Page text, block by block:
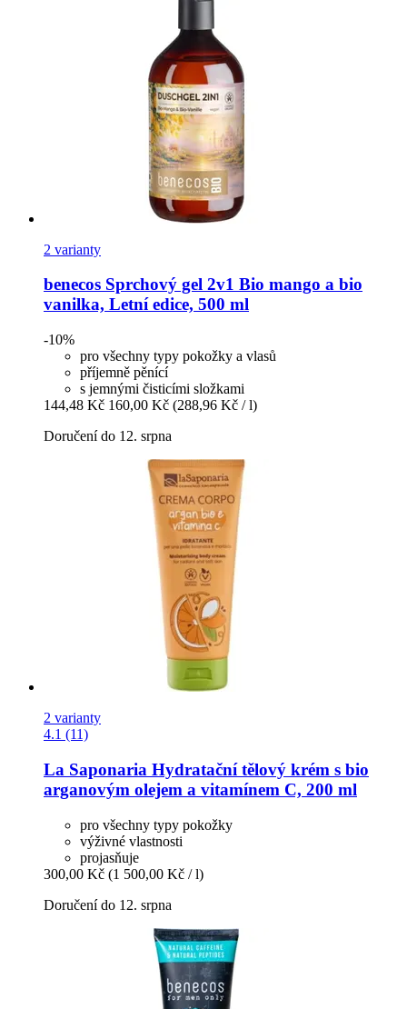
2 varianty
benecos Sprchový gel 2v1 Bio mango a bio
vanilka, Letní edice, 500 ml
-10%
pro všechny typy pokožky a vlasů
příjemně pěnící
s jemnými čisticími složkami
144,48 Kč 160,00 Kč (288,96 Kč / l)
Doručení do 12. srpna
2 varianty
4.1 (11)
La Saponaria Hydratační tělový krém s bio
arganovým olejem a vitamínem C, 200 ml
pro všechny typy pokožky
výživné vlastnosti
projasňuje
300,00 Kč (1 500,00 Kč / l)
Doručení do 12. srpna